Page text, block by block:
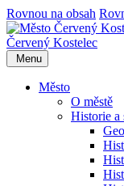
Rovnou na obsah
Červený Kostelec
Menu
Město
O městě
Historie a